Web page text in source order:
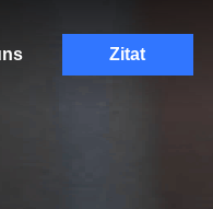
Zitat